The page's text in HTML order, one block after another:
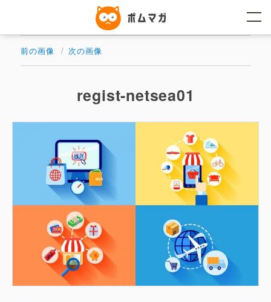
ン
前の画像 次の画像
regist-netsea01